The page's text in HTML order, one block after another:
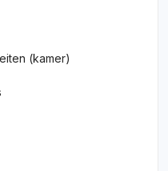
(kamer)